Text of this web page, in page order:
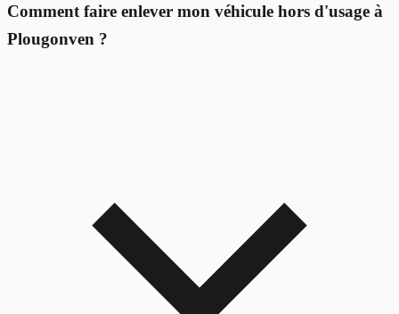
Comment faire enlever mon véhicule hors d'usage à
Plougonven ?